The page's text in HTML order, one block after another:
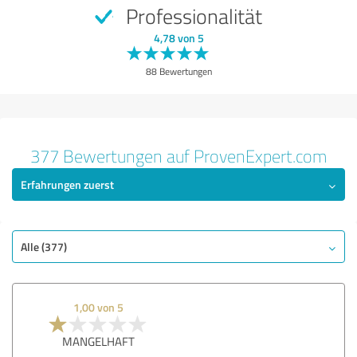
Professionalität
4,78 von 5
88 Bewertungen
377 Bewertungen auf ProvenExpert.com
Erfahrungen zuerst
Alle (377)
1,00 von 5
MANGELHAFT